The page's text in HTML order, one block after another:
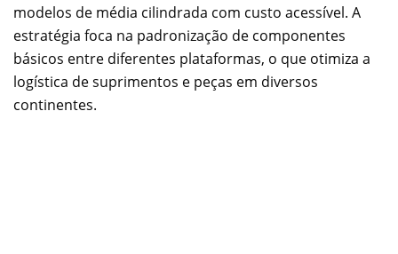
modelos de média cilindrada com custo acessível. A
estratégia foca na padronização de componentes
básicos entre diferentes plataformas, o que otimiza a
logística de suprimentos e peças em diversos
continentes.